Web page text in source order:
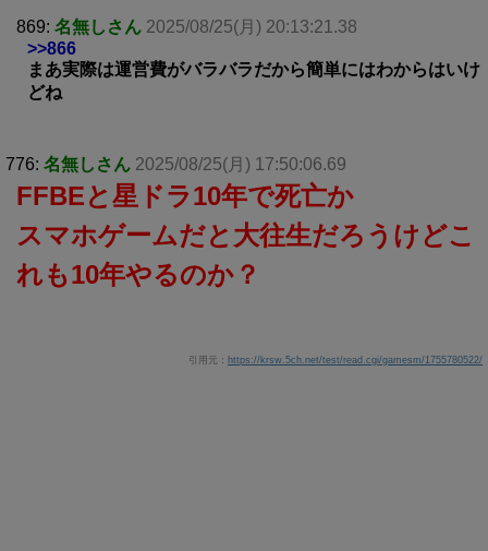
869: 名無しさん 2025/08/25(月) 20:13:21.38
>>866
まあ実際は運営費がバラバラだから簡単にはわからはいけ
どね
776: 名無しさん 2025/08/25(月) 17:50:06.69
FFBEと星ドラ10年で死亡か
スマホゲームだと大往生だろうけどこ
れも10年やるのか？
引用元： https://krsw.5ch.net/test/read.cgi/gamesm/1755780522/